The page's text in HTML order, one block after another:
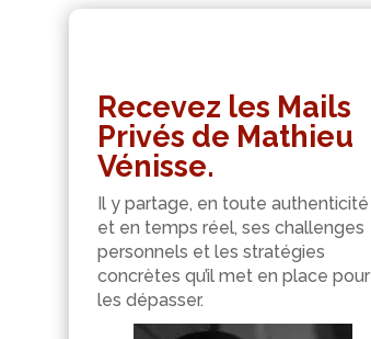
Recevez les Mails
Privés de Mathieu
Vénisse.
Il y partage, en toute authenticité
et en temps réel, ses challenges
personnels et les stratégies
concrètes qu’il met en place pour
les dépasser.